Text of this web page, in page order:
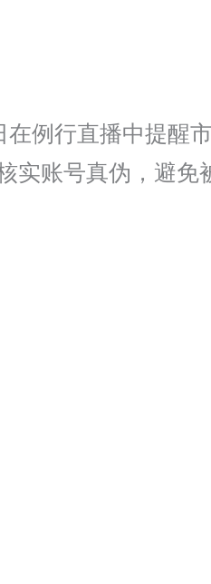
例行直播中提醒
账号真伪，避免